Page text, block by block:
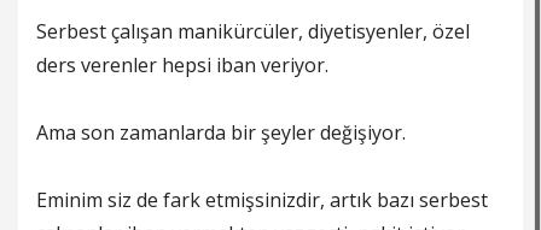
Serbest çalışan manikürcüler, diyetisyenler, özel
ders verenler hepsi iban veriyor.
Ama son zamanlarda bir şeyler değişiyor.
Eminim siz de fark etmişsinizdir, artık bazı serbest